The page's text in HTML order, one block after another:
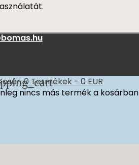
0 Termékek - 0 EUR
nincs más termék a kosárban